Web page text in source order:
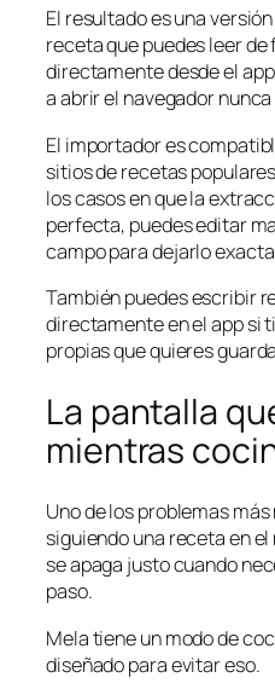
El resultado es una
receta que puedes leer
directamente desde el
a abrir el navegador
El importador es
sitios de recetas
los casos en que la
perfecta, puedes editar
campo para dejarlo
También puedes escribir
directamente en el app si
propias que quieres
La pantalla
mientras
Uno de los problemas
siguiendo una receta en
se apaga justo cuando
paso.
Mela tiene un modo de
diseñado para evitar eso.